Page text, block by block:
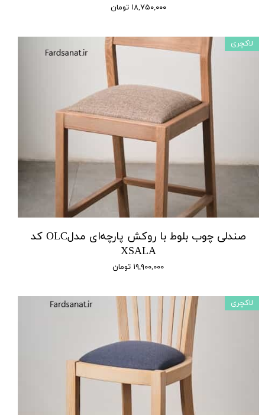
۱۸,۷۵۰,۰۰۰ تومان
صندلی چوب بلوط با روکش پارچه‌ای مدلOLC کد
XSALA
۱۹,۹۰۰,۰۰۰ تومان
لاکچری
لاکچری